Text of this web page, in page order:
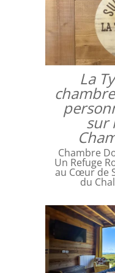
La
sur
Chambre
Un Refuge
au Cœur de
du